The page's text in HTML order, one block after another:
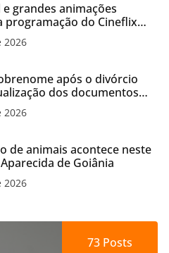
grandes animações
programação do Cineflix
2026
após o divórcio
dos documentos
transtornos
2026
de animais acontece neste
de Goiânia
2026
73 Posts